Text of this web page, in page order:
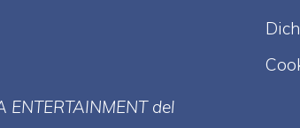
ENTERTAINMENT del